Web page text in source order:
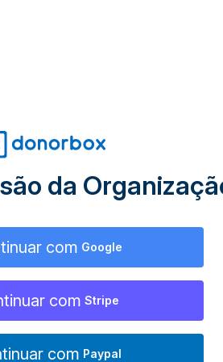
da
com Google
com Stripe
com Paypal